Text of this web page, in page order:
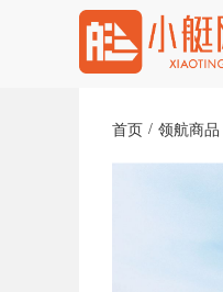
首页 / 领航商品